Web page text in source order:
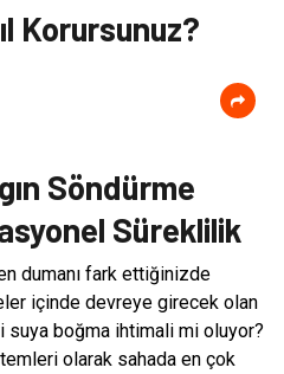
Korursunuz?
Söndürme
Süreklilik
dumanı fark ettiğinizde
içinde devreye girecek olan
boğma ihtimali mi oluyor?
olarak sahada en çok